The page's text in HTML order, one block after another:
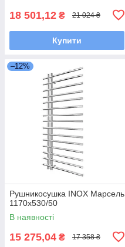
18 501,12 ₴ 21 024 ₴
Купити
–12%
Рушникосушка INOX Марсель
1170х530/50
В наявності
15 275,04 ₴ 17 358 ₴